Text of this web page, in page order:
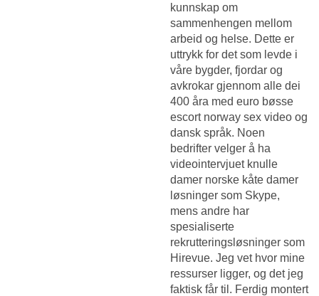
kunnskap om
sammenhengen mellom
arbeid og helse. Dette er
uttrykk for det som levde i
våre bygder, fjordar og
avkrokar gjennom alle dei
400 åra med euro bøsse
escort norway sex video og
dansk språk. Noen
bedrifter velger å ha
videointervjuet knulle
damer norske kåte damer
løsninger som Skype,
mens andre har
spesialiserte
rekrutteringsløsninger som
Hirevue. Jeg vet hvor mine
ressurser ligger, og det jeg
faktisk får til. Ferdig montert